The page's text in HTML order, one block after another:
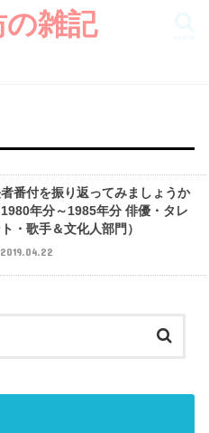
雑記
番付を振り返ってみましょうか
1980年分～1985年分 俳優・タレ
・歌手＆文化人部門）
2019.04.22